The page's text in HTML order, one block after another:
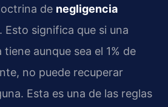
de negligencia
. Esto significa que si una
aunque sea el 1% de
no puede recuperar
Esta es una de las reglas